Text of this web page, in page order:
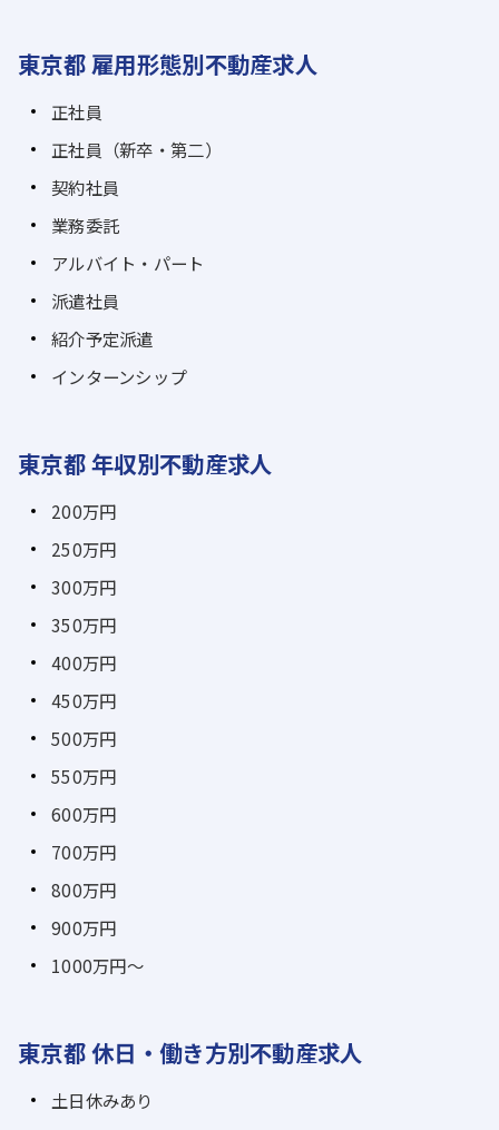
東京都 雇用形態別不動産求人
正社員
正社員（新卒・第二）
契約社員
業務委託
アルバイト・パート
派遣社員
紹介予定派遣
インターンシップ
東京都 年収別不動産求人
200万円
250万円
300万円
350万円
400万円
450万円
500万円
550万円
600万円
700万円
800万円
900万円
1000万円～
東京都 休日・働き方別不動産求人
土日休みあり